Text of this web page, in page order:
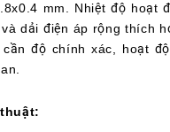
mm. Nhiệt độ hoạt
dải điện áp rộng thích
độ chính xác, hoạt